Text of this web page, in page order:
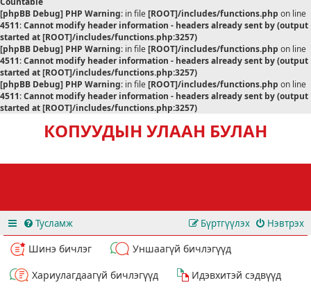
[phpBB Debug] PHP Warning: in file[ROOT]/includes/functions.php on line
4511:Cannot modify header information - headers already sent by (output
started at [ROOT]/includes/functions.php:3257)
[phpBB Debug] PHP Warning: in file[ROOT]/includes/functions.php on line
4511:Cannot modify header information - headers already sent by (output
started at [ROOT]/includes/functions.php:3257)
[phpBB Debug] PHP Warning: in file[ROOT]/includes/functions.php on line
4511:Cannot modify header information - headers already sent by (output
started at [ROOT]/includes/functions.php:3257)
КОПУУДЫН УЛААН БУЛАН
Тусламж Нэвтрэх
Бүртгүүлэх
Шинэ бичлэг
Уншаагүй бичлэгүүд
Хариулагдаагүй бичлэгүүд
Идэвхитэй сэдвүүд